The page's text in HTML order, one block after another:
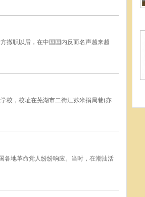
撤职以后，在中国国内反而名声越来越
校，校址在芜湖市二街江苏米捐局巷(亦
各地革命党人纷纷响应。当时，在潮汕活